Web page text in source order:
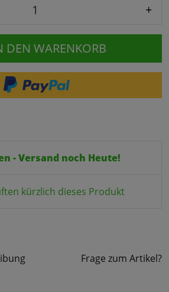
+
DEN WARENKORB
- Versand noch Heute!
kürzlich dieses Produkt
Frage zum Artikel?